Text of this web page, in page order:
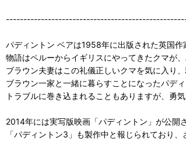
パディントン ベアは1958年に出版された英国作
物語はペルーからイギリスにやってきたクマが
ブラウン夫妻はこの礼儀正しいクマを気に入り
ブラウン一家と一緒に暮らすことになったパデ
トラブルに巻き込まれることもありますが、勇
2014年には実写版映画「パディントン」が公開
「パディントン3」も製作中と報じられており